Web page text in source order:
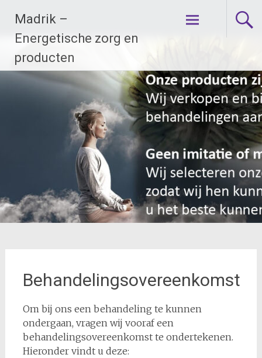
naarMadrik –
Energetische zorg en
producten
Behandelingsovereenkomst
Om bij ons een behandeling te kunnen
ondergaan, vragen wij vooraf een
behandelingsovereenkomst te ondertekenen.
Hieronder vindt u deze: